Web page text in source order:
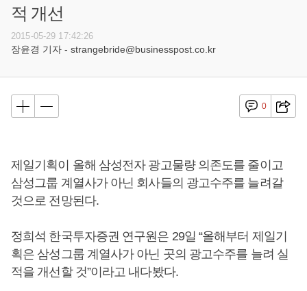
적 개선
2015-05-29 17:42:26
장윤경 기자 - strangebride@businesspost.co.kr
0
제일기획이 올해 삼성전자 광고물량 의존도를 줄이고
삼성그룹 계열사가 아닌 회사들의 광고수주를 늘려갈
것으로 전망된다.
정희석 한국투자증권 연구원은 29일 “올해부터 제일기
획은 삼성그룹 계열사가 아닌 곳의 광고수주를 늘려 실
적을 개선할 것”이라고 내다봤다.